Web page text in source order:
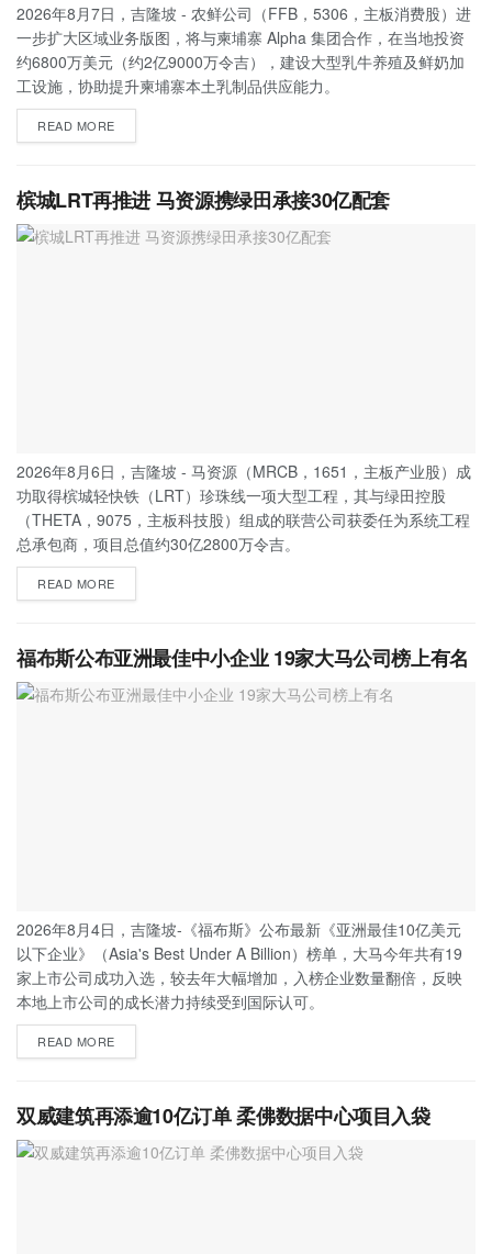
2026年8月7日，吉隆坡 - 农鲜公司（FFB，5306，主板消费股）进
一步扩大区域业务版图，将与柬埔寨 Alpha 集团合作，在当地投资
约6800万美元（约2亿9000万令吉），建设大型乳牛养殖及鲜奶加
工设施，协助提升柬埔寨本土乳制品供应能力。
READ MORE
槟城LRT再推进 马资源携绿田承接30亿配套
2026年8月6日，吉隆坡 - 马资源（MRCB，1651，主板产业股）成
功取得槟城轻快铁（LRT）珍珠线一项大型工程，其与绿田控股
（THETA，9075，主板科技股）组成的联营公司获委任为系统工程
总承包商，项目总值约30亿2800万令吉。
READ MORE
福布斯公布亚洲最佳中小企业 19家大马公司榜上有名
2026年8月4日，吉隆坡-《福布斯》公布最新《亚洲最佳10亿美元
以下企业》（Asia's Best Under A Billion）榜单，大马今年共有19
家上市公司成功入选，较去年大幅增加，入榜企业数量翻倍，反映
本地上市公司的成长潜力持续受到国际认可。
READ MORE
双威建筑再添逾10亿订单 柔佛数据中心项目入袋